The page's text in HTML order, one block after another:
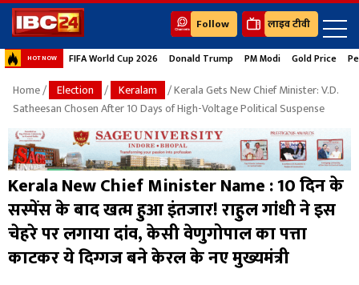
Follow लाइव टीवी
HOT NOW FIFA World Cup 2026 Donald Trump PM Modi Gold Price
Home/ Election / Keralam
/ Kerala Gets New Chief Minister: V.D.
Satheesan Chosen After 10 Days of High-Voltage Political Suspense
Kerala New Chief Minister Name : 10 दिन के
सस्पेंस के बाद खत्म हुआ इंतजार! राहुल गांधी ने इस
चेहरे पर लगाया दांव, केसी वेणुगोपाल का पत्ता
काटकर ये दिग्गज बने केरल के नए मुख्यमंत्री